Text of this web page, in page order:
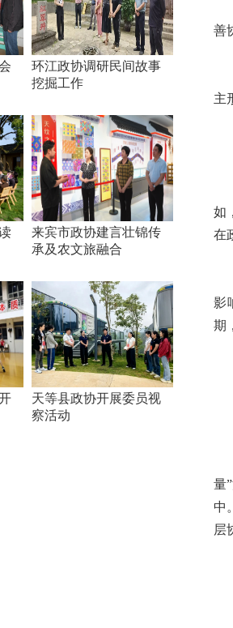
环江政协调研民间故事
挖掘工作
来宾市政协建言壮锦传
承及农文旅融合
天等县政协开展委员视
察活动
善
主
如
在
影
期
(
量
中
层
(